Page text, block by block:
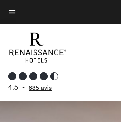
Skip
to
content
Texte du menu
4.5 • 835 avis